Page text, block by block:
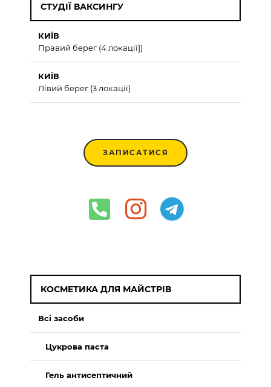
СТУДІЇ ВАКСИНГУ
КИЇВ
Правий берег (4 локації])
КИЇВ
Лівий берег (3 локації)
ЗАПИСАТИСЯ
КОСМЕТИКА ДЛЯ МАЙСТРІВ
Всі засоби
Цукрова паста
Гель антисептичний